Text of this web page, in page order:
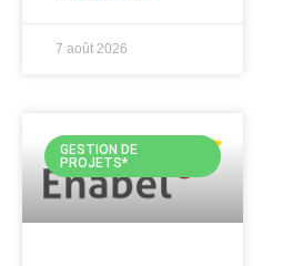
7 août 2026
GESTION DE
PROJETS*